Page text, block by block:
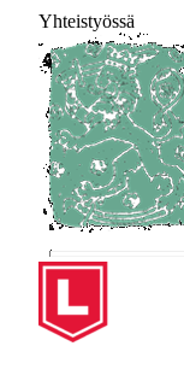
Yhteistyössä